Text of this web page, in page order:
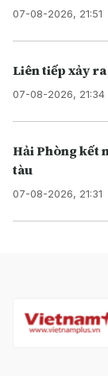
07-08-2026, 21:51
Liên tiếp xảy
07-08-2026, 21:34
Hải Phòng kết
tàu
07-08-2026, 21:31